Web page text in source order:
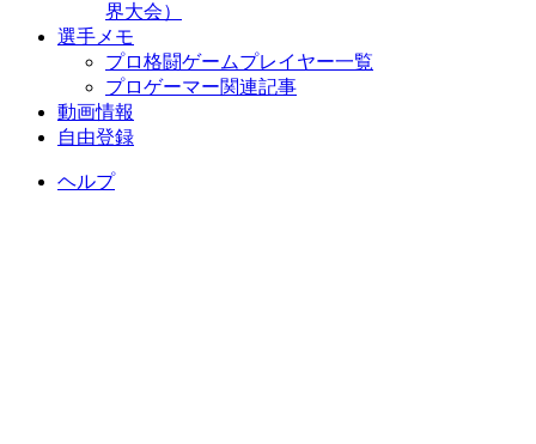
界大会）
選手メモ
プロ格闘ゲームプレイヤー一覧
プロゲーマー関連記事
動画情報
自由登録
ヘルプ